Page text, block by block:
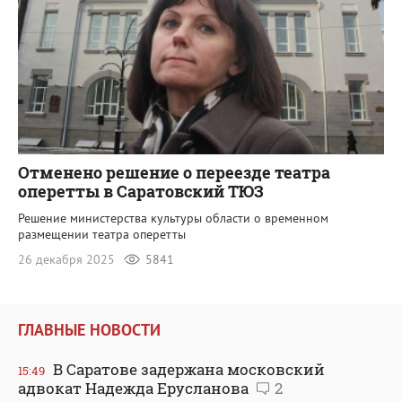
Отменено решение о переезде театра
оперетты в Саратовский ТЮЗ
Решение министерства культуры области о временном
размещении театра оперетты
26 декабря 2025
5841
ГЛАВНЫЕ НОВОСТИ
15:49 В Саратове задержана московский
адвокат Надежда Ерусланова
2